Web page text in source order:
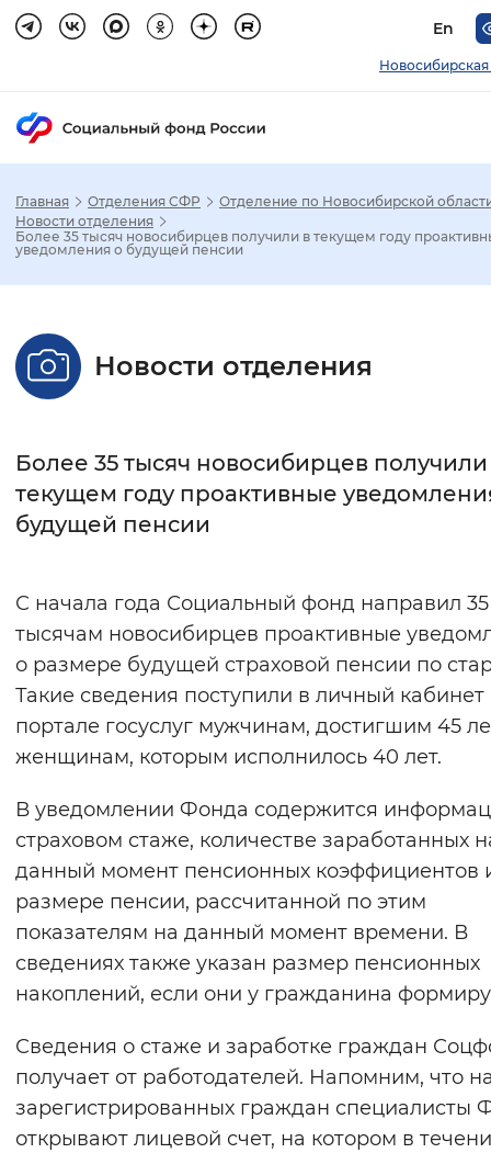
En
Новосибирская
Стандартный Увеличенный
Без засечек С засечками
Интервал между буквами
Цвет сайта
Монохромный Инверсивный
Синий фон
Включены Выключены
Звуковой ассистент
Воспроизвести Остановить
Вернуть стандартные настройки
Главная Отделения СФР
Отделение по Новосибирской
Новости отделения
Более 35 тысяч новосибирцев получили в текущем году
уведомления о будущей пенсии
Новости отделения
Более 35 тысяч новосибирцев получили
текущем году проактивные
будущей пенсии
С начала года Социальный фонд направил 35
тысячам новосибирцев проактивные
о размере будущей страховой пенсии по
Такие сведения поступили в личный кабинет
портале госуслуг мужчинам, достигшим 45
женщинам, которым исполнилось 40 лет.
В уведомлении Фонда содержится
страховом стаже, количестве заработанных
данный момент пенсионных коэффициентов
размере пенсии, рассчитанной по этим
показателям на данный момент времени. В
сведениях также указан размер пенсионных
накоплений, если они у гражданина
Сведения о стаже и заработке граждан
получает от работодателей. Напомним, что
зарегистрированных граждан специалисты
открывают лицевой счет, на котором в